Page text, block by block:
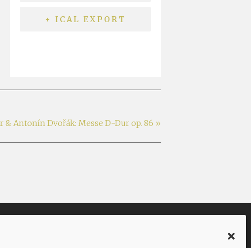
+ ICAL EXPORT
Antonín Dvořák: Messe D-Dur op. 86 »
Instagram